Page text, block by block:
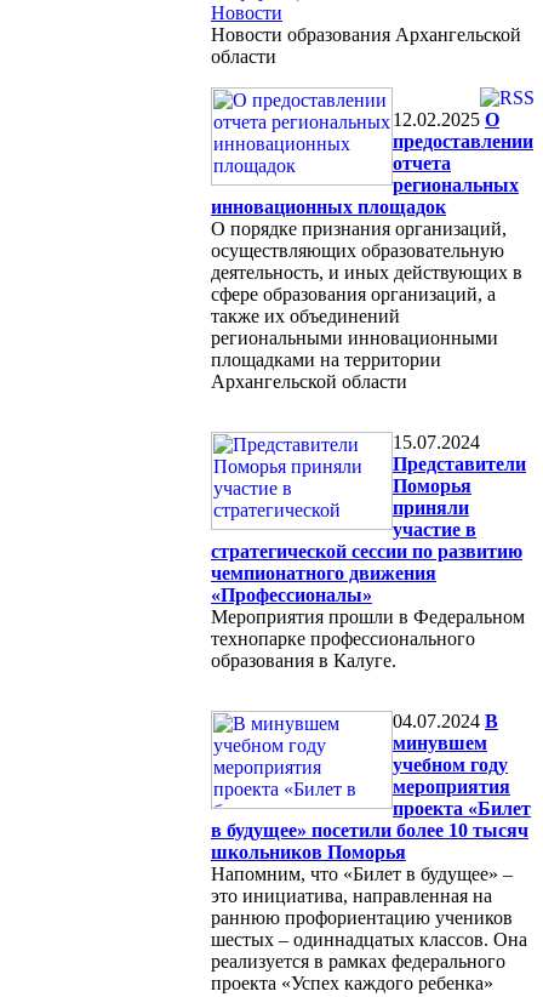
Новости
Новости образования Архангельской
области
12.02.2025 О
предоставлении
отчета
региональных
инновационных площадок
О порядке признания организаций,
осуществляющих образовательную
деятельность, и иных действующих в
сфере образования организаций, а
также их объединений
региональными инновационными
площадками на территории
Архангельской области
15.07.2024
Представители
Поморья
приняли
участие в
стратегической сессии по развитию
чемпионатного движения
«Профессионалы»
Мероприятия прошли в Федеральном
технопарке профессионального
образования в Калуге.
04.07.2024 В
минувшем
учебном году
мероприятия
проекта «Билет
в будущее» посетили более 10 тысяч
школьников Поморья
Напомним, что «Билет в будущее» –
это инициатива, направленная на
раннюю профориентацию учеников
шестых – одиннадцатых классов. Она
реализуется в рамках федерального
проекта «Успех каждого ребенка»